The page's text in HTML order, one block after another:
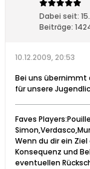
Dabei seit:
Beiträge:
10.12.2009, 20:53
Bei uns übernimmt
für unsere
Faves
Wenn du dir ein
Konsequenz und
eventuellen